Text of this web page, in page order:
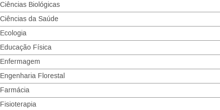
Ciências Biológicas
Ciências da Saúde
Ecologia
Educação Física
Enfermagem
Engenharia Florestal
Farmácia
Fisioterapia